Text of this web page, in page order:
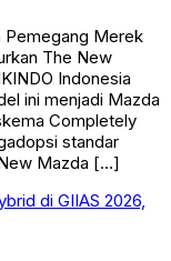
Pemegang Merek
The New
Indonesia
ini menjadi Mazda
Completely
standar
Mazda […]